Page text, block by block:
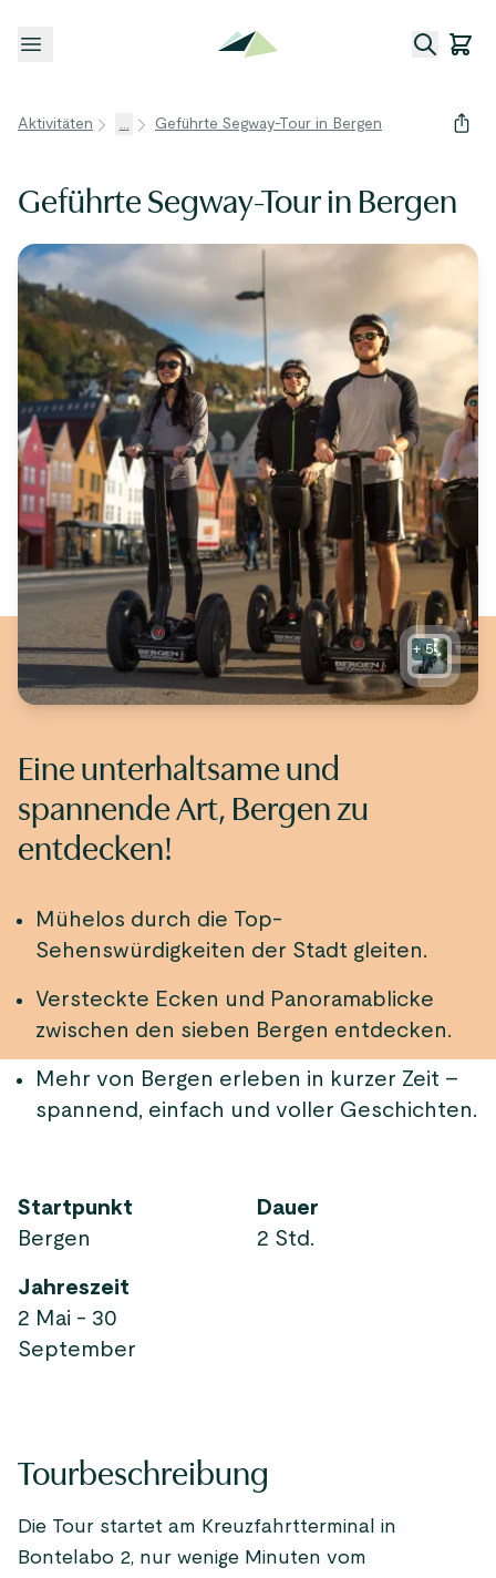
Menü öffnen
Aktivitäten ... Geführte Segway-Tour in Bergen
Geführte Segway-Tour in Bergen
+5
Eine unterhaltsame und
spannende Art, Bergen zu
entdecken!
Mühelos durch die Top-
Sehenswürdigkeiten der Stadt gleiten.
Versteckte Ecken und Panoramablicke
zwischen den sieben Bergen entdecken.
Mehr von Bergen erleben in kurzer Zeit –
spannend, einfach und voller Geschichten.
Startpunkt
Bergen
Dauer
2 Std.
Jahreszeit
2 Mai - 30
September
Tourbeschreibung
Die Tour startet am Kreuzfahrtterminal in
Bontelabo 2, nur wenige Minuten vom